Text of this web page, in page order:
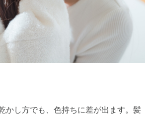
かし方でも、色持ちに差が出ます。髪